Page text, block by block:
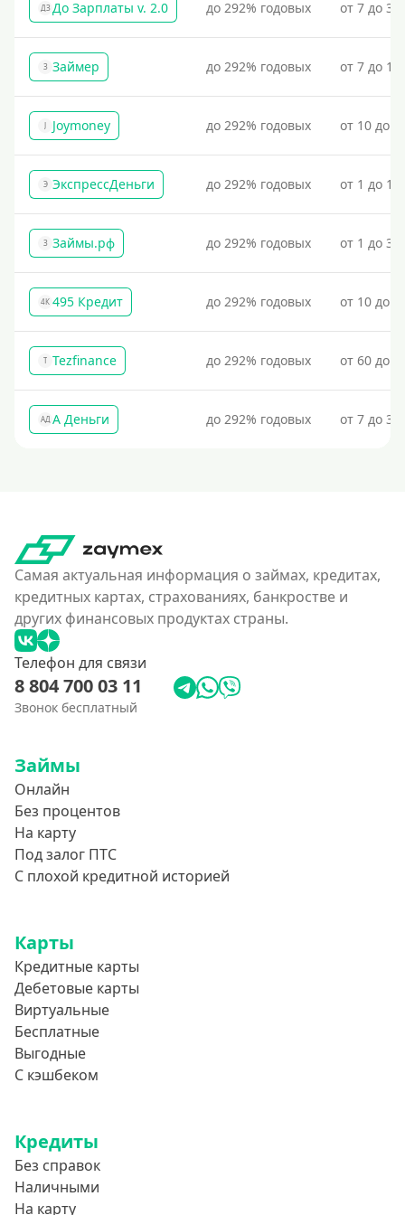
ДЗ До Зарплаты v. 2.0 до 292% годовых от 7 до
З Займер до 292% годовых от 7 до
J Joymoney до 292% годовых от 10 до
Э ЭкспрессДеньги до 292% годовых от 1 до
З Займы.рф до 292% годовых от 1 до
4К 495 Кредит до 292% годовых от 10 до
T Tezfinance до 292% годовых от 60 до
АД А Деньги до 292% годовых от 7 до
Самая актуальная информация о займах, кредитах,
кредитных картах, страхованиях, банкростве и
других финансовых продуктах страны.
Телефон для связи
8 804 700 03 11
Звонок бесплатный
Займы
Онлайн
Без процентов
На карту
Под залог ПТС
С плохой кредитной историей
Карты
Кредитные карты
Дебетовые карты
Виртуальные
Бесплатные
Выгодные
С кэшбеком
Кредиты
Без справок
Наличными
На карту